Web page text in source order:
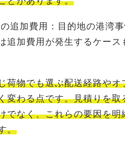
追加費用：目的地の港湾
追加費用が発生するケース
荷物でも選ぶ配送経路やオ
変わる点です。見積りを取
でなく、これらの要因を明
。